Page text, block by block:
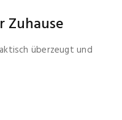
Zuhause
überzeugt und